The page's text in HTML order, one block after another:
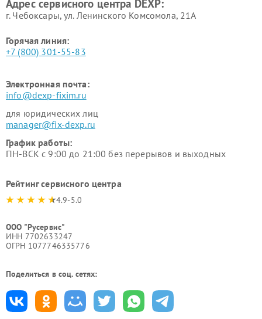
Адрес сервисного центра DEXP:
г. Чебоксары, ул. Ленинского Комсомола, 21А
Горячая линия:
+7 (800) 301-55-83
Электронная почта:
info@dexp-fixim.ru
для юридических лиц
manager@fix-dexp.ru
График работы:
ПН-ВСК с 9:00 до 21:00 без перерывов и выходных
Рейтинг сервисного центра
4.9-5.0
ООО "Русервис"
ИНН 7702633247
ОГРН 1077746335776
Поделиться в соц. сетях: